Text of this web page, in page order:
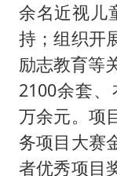
余名近视儿
持；组织开
励志教育等
2100余套
万余元。项
务项目大赛
者优秀项目